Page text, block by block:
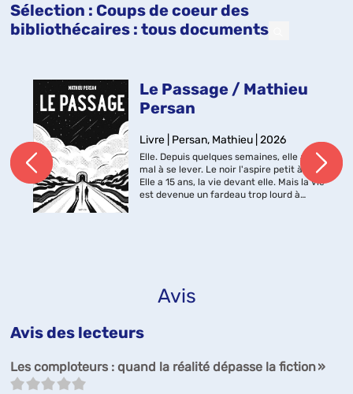
Sélection : Coups de coeur des
bibliothécaires : tous documents
Le Passage / Mathieu
Persan
Livre | Persan, Mathieu | 2026
Elle. Depuis quelques semaines, elle a du
mal à se lever. Le noir l'aspire petit à petit.
Elle a 15 ans, la vie devant elle. Mais la vie
est devenue un fardeau trop lourd à
Avis
Avis des lecteurs
Les comploteurs : quand la réalité dépasse la fiction »